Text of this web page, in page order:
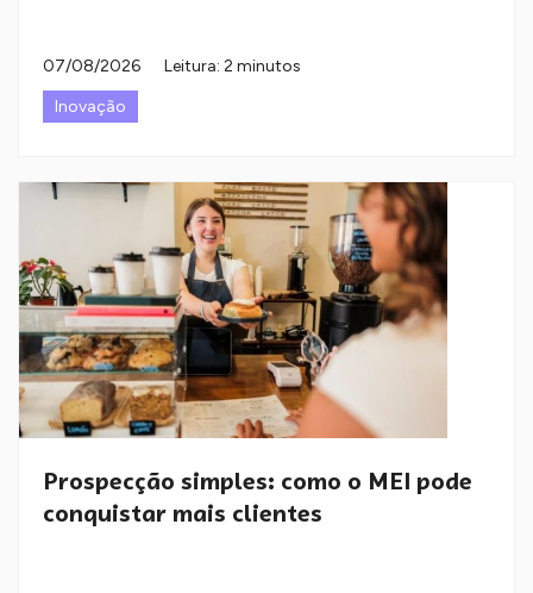
07/08/2026
Leitura: 2 minutos
Inovação
Prospecção simples: como o MEI pode
conquistar mais clientes